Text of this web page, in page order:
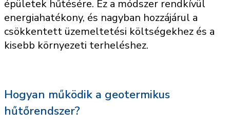
épületek hűtésére. Ez a módszer rendkívül
energiahatékony, és nagyban hozzájárul a
csökkentett üzemeltetési költségekhez és a
kisebb környezeti terheléshez.
Hogyan működik a geotermikus
hűtőrendszer?